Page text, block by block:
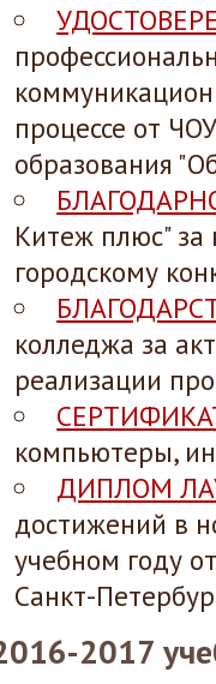
процессе от
образования
Китеж плюс" за
городскому
колледжа за
реализации
компьютеры,
ДИПЛОМ
достижений в
учебном году
Санкт-
2017